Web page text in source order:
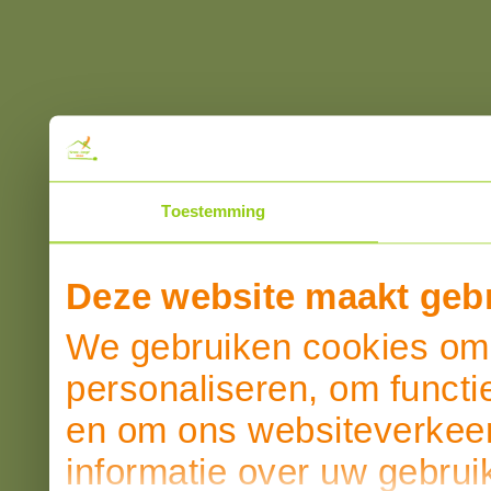
Toestemming
Deze website maakt
We gebruiken cookies
personaliseren, om
en om ons
informatie over uw